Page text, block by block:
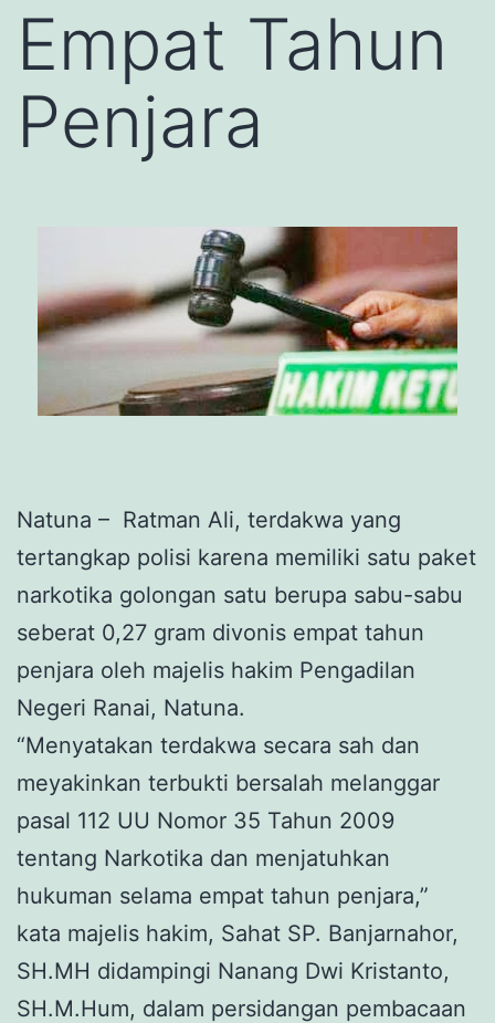
Empat Tahun
Penjara
Natuna – Ratman Ali, terdakwa yang
tertangkap polisi karena memiliki satu paket
narkotika golongan satu berupa sabu-sabu
seberat 0,27 gram divonis empat tahun
penjara oleh majelis hakim Pengadilan
Negeri Ranai, Natuna.
“Menyatakan terdakwa secara sah dan
meyakinkan terbukti bersalah melanggar
pasal 112 UU Nomor 35 Tahun 2009
tentang Narkotika dan menjatuhkan
hukuman selama empat tahun penjara,”
kata majelis hakim, Sahat SP. Banjarnahor,
SH.MH didampingi Nanang Dwi Kristanto,
SH.M.Hum, dalam persidangan pembacaan